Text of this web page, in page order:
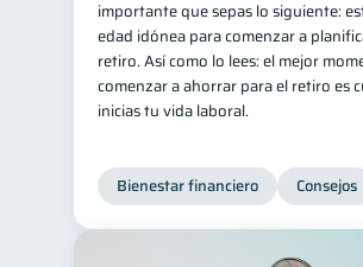
importante que sepas lo siguiente:
edad idónea para comenzar a
retiro. Así como lo lees: el mejor
comenzar a ahorrar para el retiro es
inicias tu vida laboral.
Bienestar financiero Consejos